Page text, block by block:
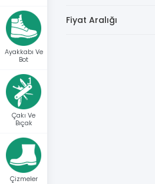
Ayakkabı Ve
Bot
Çakı Ve
Bıçak
Çizmeler
Fiyat Aralığı